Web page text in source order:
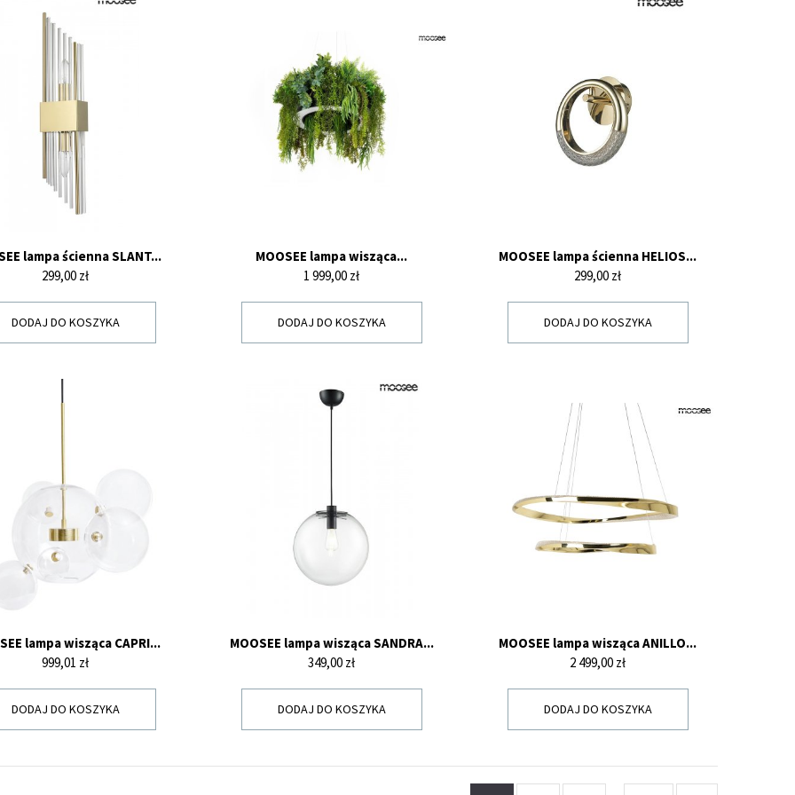
lampa ścienna SLANT...
Cena
299,00 zł
DODAJ DO KOSZYKA
MOOSEE lampa wisząca...
Cena
1 999,00 zł
DODAJ DO KOSZYKA
MOOSEE lampa ścienna HELIOS...
Cena
299,00 zł
DODAJ DO KOSZYKA
lampa wisząca CAPRI...
Cena
999,01 zł
DODAJ DO KOSZYKA
MOOSEE lampa wisząca SANDRA...
Cena
349,00 zł
DODAJ DO KOSZYKA
MOOSEE lampa wisząca ANILLO...
Cena
2 499,00 zł
DODAJ DO KOSZYKA